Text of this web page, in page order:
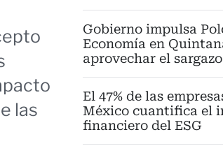
Gobierno impulsa
Economía en
aprovechar el sargazo
El 47% de las
México cuantifica el
financiero del ESG
las